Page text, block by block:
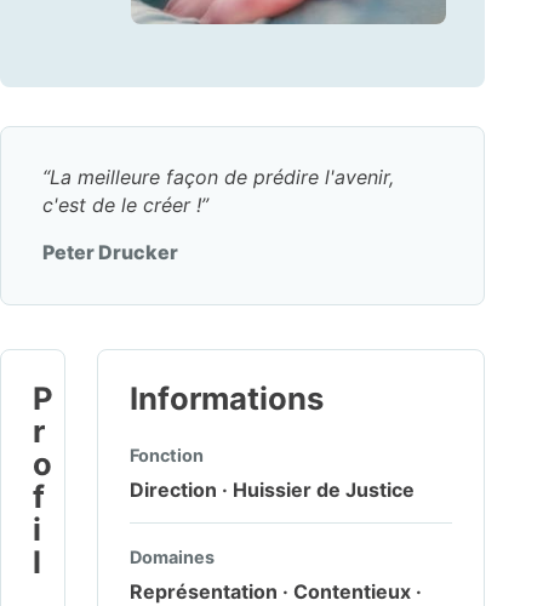
La meilleure façon de prédire l'avenir,
c'est de le créer !
Peter Drucker
P
r
o
f
i
l
Informations
Fonction
Direction · Huissier de Justice
Domaines
Représentation · Contentieux ·